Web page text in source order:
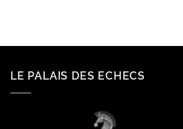
LE PALAIS DES ECHECS